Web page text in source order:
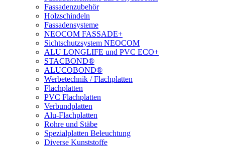
Fassadenzubehör
Holzschindeln
Fassadensysteme
NEOCOM FASSADE+
Sichtschutzsystem NEOCOM
ALU LONGLIFE und PVC ECO+
STACBOND®
ALUCOBOND®
Werbetechnik / Flachplatten
Flachplatten
PVC Flachplatten
Verbundplatten
Alu-Flachplatten
Rohre und Stäbe
Spezialplatten Beleuchtung
Diverse Kunststoffe